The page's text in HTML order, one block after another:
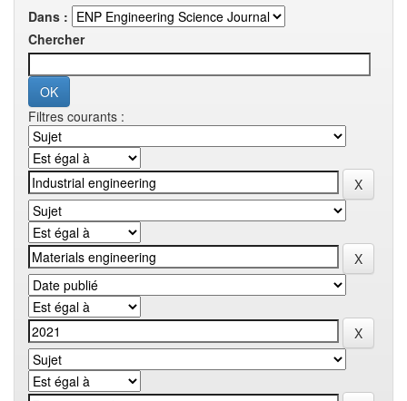
Dans :
Chercher
Filtres courants :